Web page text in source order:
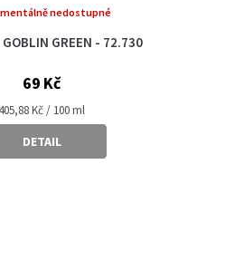
GOBLIN GREEN - 72.730
nedostupné
69 Kč
Měrná
405,88 Kč / 100 ml
DETAIL